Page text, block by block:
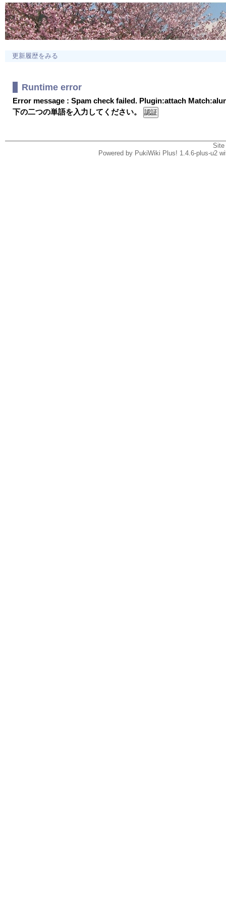
更新履歴をみる
Runtime error
Error message : Spam check failed. Plugin:attach
下の二つの単語を入力してください。
Powered by PukiWiki Plus! 1.4.6-plus-u2